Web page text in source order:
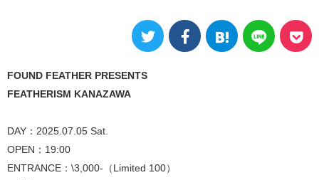
FOUND FEATHER PRESENTS
FEATHERISM KANAZAWA
DAY：2025.07.05 Sat.
OPEN：19:00
ENTRANCE：\3,000-（Limited 100）